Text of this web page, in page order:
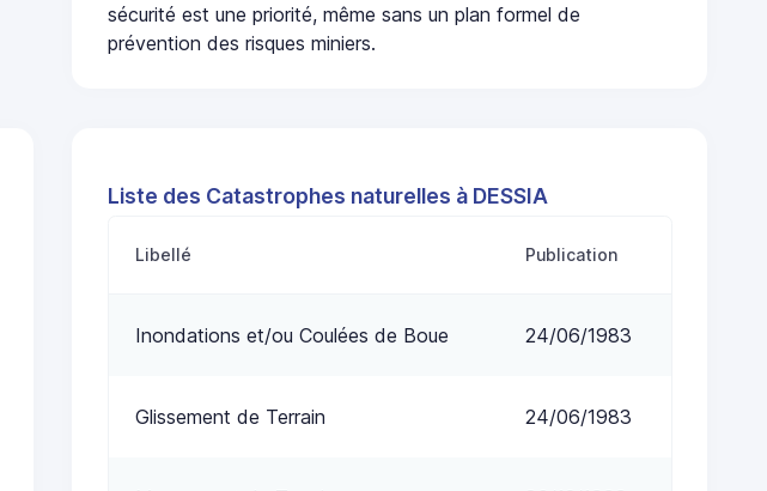
sécurité est une priorité, même sans un plan formel de
prévention des risques miniers.
Liste des Catastrophes naturelles à DESSIA
Libellé Publication
Inondations et/ou Coulées de Boue 24/06/1983
Glissement de Terrain 24/06/1983